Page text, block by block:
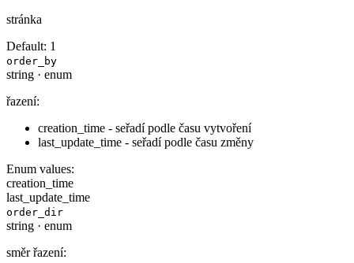
stránka
Default: 1
order_by
string · enum
řazení:
creation_time - seřadí podle času vytvoření
last_update_time - seřadí podle času změny
Enum values:
creation_time
last_update_time
order_dir
string · enum
směr řazení: